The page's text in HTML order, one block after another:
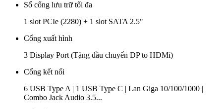
Số cổng lưu trữ tối đa
1 slot PCIe (2280) + 1 slot SATA 2.5"
Cổng xuất hình
3 Display Port (Tặng đầu chuyển DP to HDMi)
Cổng kết nối
6 USB Type A | 1 USB Type C | Lan Giga 10/100/1000 |
Combo Jack Audio 3.5...